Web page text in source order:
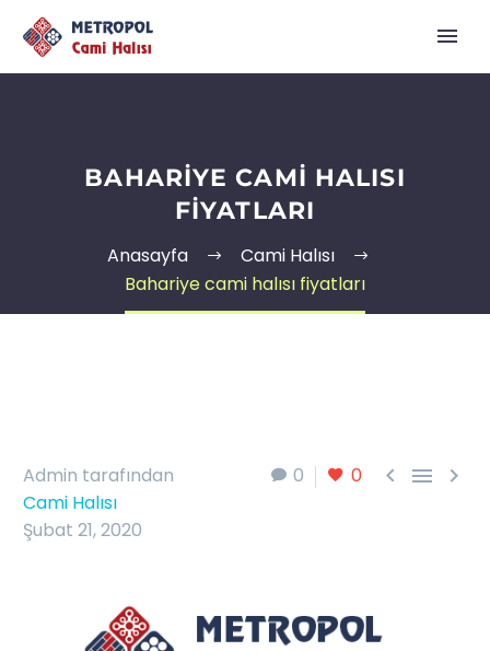
BAHARIYE CAMI HALISI
FIYATLARI
Anasayfa
Cami Halısı
Bahariye cami halısı fiyatları
0 0   
Admin tarafından
Cami Halısı
Şubat 21, 2020